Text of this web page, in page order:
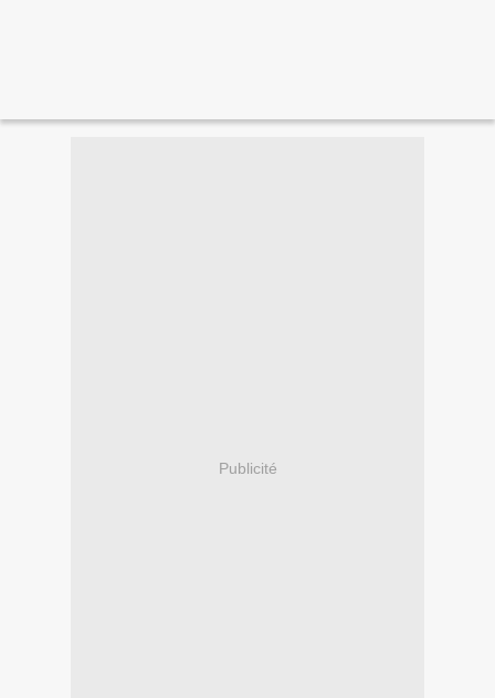
Publicité